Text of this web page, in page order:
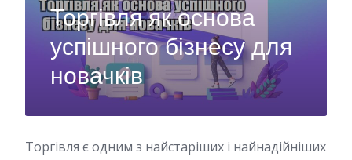
Торгівля як основа
успішного бізнесу для
новачків
Торгівля є одним з найстаріших і найнадійніших